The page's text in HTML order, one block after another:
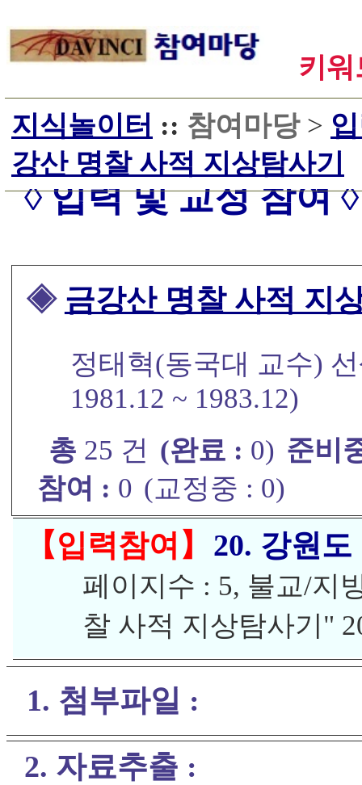
키
지식놀이터 :: 참여마당>
강산 명찰 사적 지상탐사기
◊ 입력 및 교정 참여 ◊
◈ 금강산 명찰 사적 지
정태혁(동국대 교수)
1981.12 ~ 1983.12)
총 25 건 (완료 : 0) 준비
참여 : 0 (교정중 : 0)
【입력참여】 20. 강원
페이지수 : 5, 불교/지
찰 사적 지상탐사기"
1. 첨부파일 :
2. 자료추출 :